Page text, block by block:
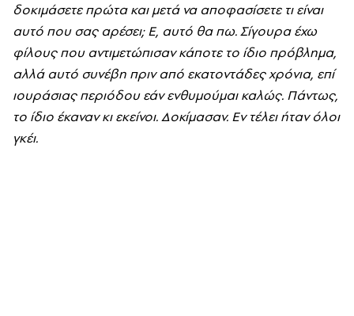
δοκιμάσετε πρώτα και μετά να αποφασίσετε τι είναι
αυτό που σας αρέσει; E, αυτό θα πω. Σίγουρα έχω
φίλους που αντιμετώπισαν κάποτε το ίδιο πρόβλημα,
αλλά αυτό συνέβη πριν από εκατοντάδες χρόνια, επί
ιουράσιας περιόδου εάν ενθυμούμαι καλώς. Πάντως,
το ίδιο έκαναν κι εκείνοι. Δοκίμασαν. Eν τέλει ήταν όλοι
γκέι.